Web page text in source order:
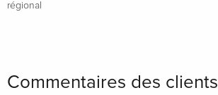
régional
Commentaires des clients